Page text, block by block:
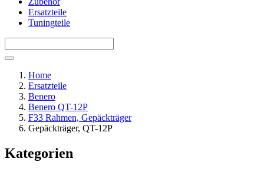
Ersatzteile
Tuningteile
Home
Ersatzteile
Benero
Benero QT-12P
F33 Rahmen, Gepäckträger
Gepäckträger, QT-12P
Kategorien